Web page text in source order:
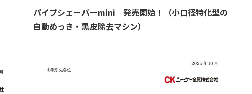
パイプシェーバーmini 発売開始！（小口径特化型の
自動めっき・黒皮除去マシン）